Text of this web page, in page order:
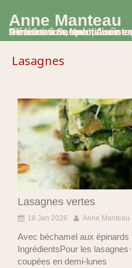
Anne Manteau
Diététicienne Nutritionniste, Experte en Nutrition et Alimentation, spécialisée en
Lasagnes
Lasagnes vertes
18 Jan 2026 Anne Manteau
Avec béchamel aux épinards
IngrédientsPour les
coupées en demi-lunes